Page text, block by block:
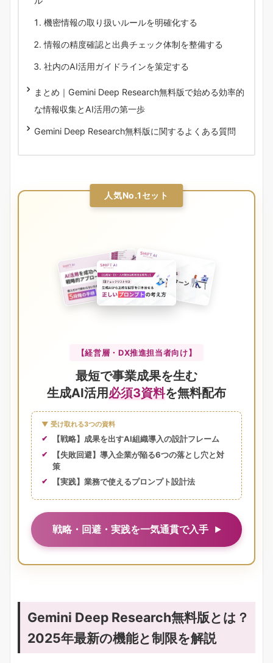
機密情報の取り扱いルールを明確化する
情報の精度確認と出典チェック体制を整備する
社内のAI活用ガイドラインを策定する
まとめ｜Gemini Deep Research無料版で始める効率的
な情報収集とAI活用の第一歩
Gemini Deep Research無料版に関するよくある質問
人気No.1セット
【経営層・DX推進担当者向け】
最短で事業成果を生む
生成AI活用必須3資料を無料配布
▼ 受け取れる3つの資料
【戦略】成果を出すAI組織導入の設計フレーム
【失敗回避】導入企業が陥る6つの落とし穴と対
策
【実践】業務で使えるプロンプト設計法
戦略・回避・実践を一気通貫で入手
Gemini Deep Research無料版とは？
2025年最新の機能と制限を解説